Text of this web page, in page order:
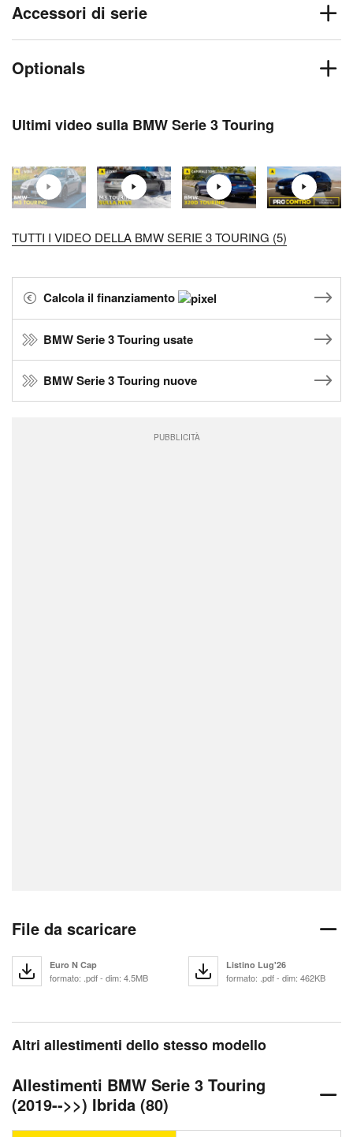
Accessori di serie
Optionals
Ultimi video sulla BMW Serie 3 Touring
TUTTI I VIDEO DELLA BMW SERIE 3 TOURING (5)
Calcola il finanziamento
BMW Serie 3 Touring usate
BMW Serie 3 Touring nuove
PUBBLICITÀ
File da scaricare
Euro N Cap
formato: .pdf - dim: 4.5MB
Listino Lug'26
formato: .pdf - dim: 462KB
Altri allestimenti dello stesso modello
Allestimenti BMW Serie 3 Touring
(2019-->>) Ibrida (80)